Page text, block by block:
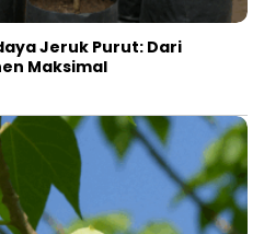
Jeruk Purut: Dari
Maksimal